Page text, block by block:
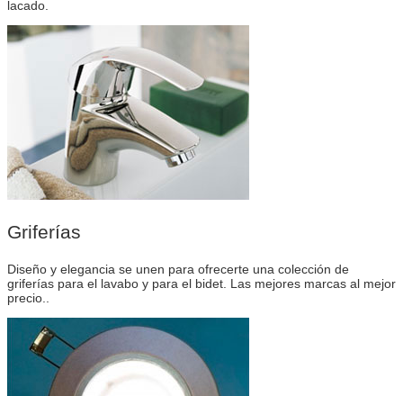
lacado.
Griferías
Diseño y elegancia se unen para ofrecerte una colección de
griferías para el lavabo y para el bidet. Las mejores marcas al mejor
precio..